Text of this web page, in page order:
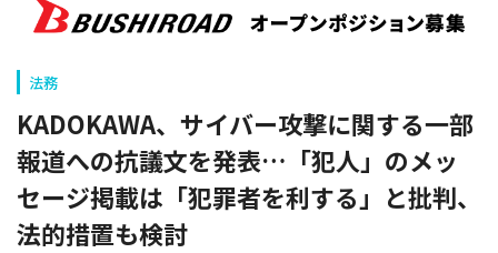
法務
KADOKAWA、サイバー攻撃に関する一部
報道への抗議文を発表…「犯人」のメッ
セージ掲載は「犯罪者を利する」と批判、
法的措置も検討